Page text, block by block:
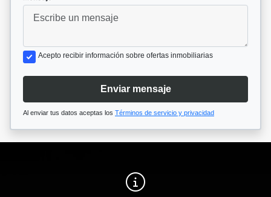
Acepto recibir información sobre ofertas inmobiliarias
Enviar mensaje
Al enviar tus datos aceptas los Términos de servicio y privacidad